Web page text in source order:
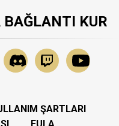
BAĞLANTI KUR
ŞARTLARI